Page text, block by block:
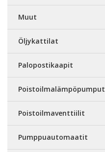
Muut
Öljykattilat
Palopostikaapit
Poistoilmalämpöpumput
Poistoilmaventtiilit
Pumppuautomaatit